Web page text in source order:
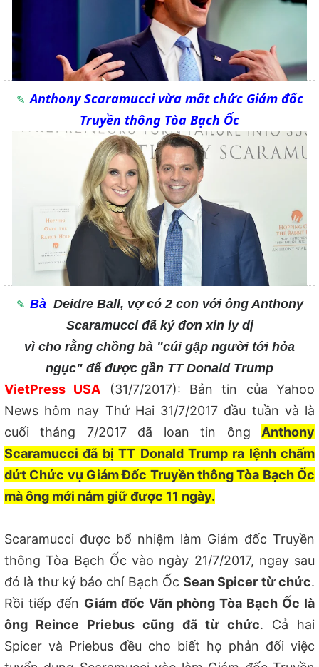
Anthony Scaramucci vừa mất chức Giám đốc
Truyền thông Tòa Bạch Ốc
Bà Deidre Ball, vợ có 2 con với ông Anthony
Scaramucci đã ký đơn xin ly dị
vì cho rằng chồng bà "cúi gập người tới hỏa
ngục" để được gần TT Donald Trump
VietPress USA (31/7/2017): Bản tin của Yahoo
News hôm nay Thứ Hai 31/7/2017 đầu tuần và là
cuối tháng 7/2017 đã loan tin ông Anthony
Scaramucci đã bị TT Donald Trump ra lệnh chấm
dứt Chức vụ Giám Đốc Truyền thông Tòa Bạch Ốc
mà ông mới nắm giữ được 11 ngày.
Scaramucci được bổ nhiệm làm Giám đốc Truyền
thông Tòa Bạch Ốc vào ngày 21/7/2017, ngay sau
đó là thư ký báo chí Bạch ỐcSean Spicer từ chức.
Rồi tiếp đến Giám đốc Văn phòng Tòa Bạch Ốc là
ông Reince Priebus cũng đã từ chức. Cả hai
Spicer và Priebus đều cho biết họ phản đối việc